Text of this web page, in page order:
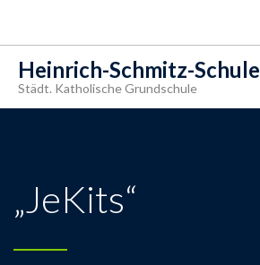
Heinrich-Schmitz-Schule
Städt. Katholische Grundschule
„JeKits“